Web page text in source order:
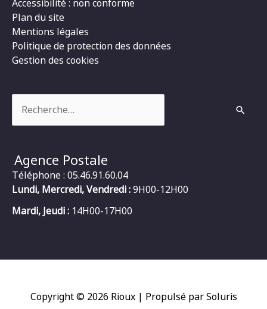
Accessibilité : non conforme
Plan du site
Mentions légales
Politique de protection des données
Gestion des cookies
Agence Postale
Téléphone : 05.46.91.60.04
Lundi, Mercredi, Vendredi :9H00-12H00
Mardi, Jeudi : 14H00-17H00
Copyright © 2026 Rioux| Propulsé par Soluris